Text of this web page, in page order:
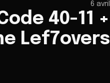
6 avril
40-11 +
Lef7overs